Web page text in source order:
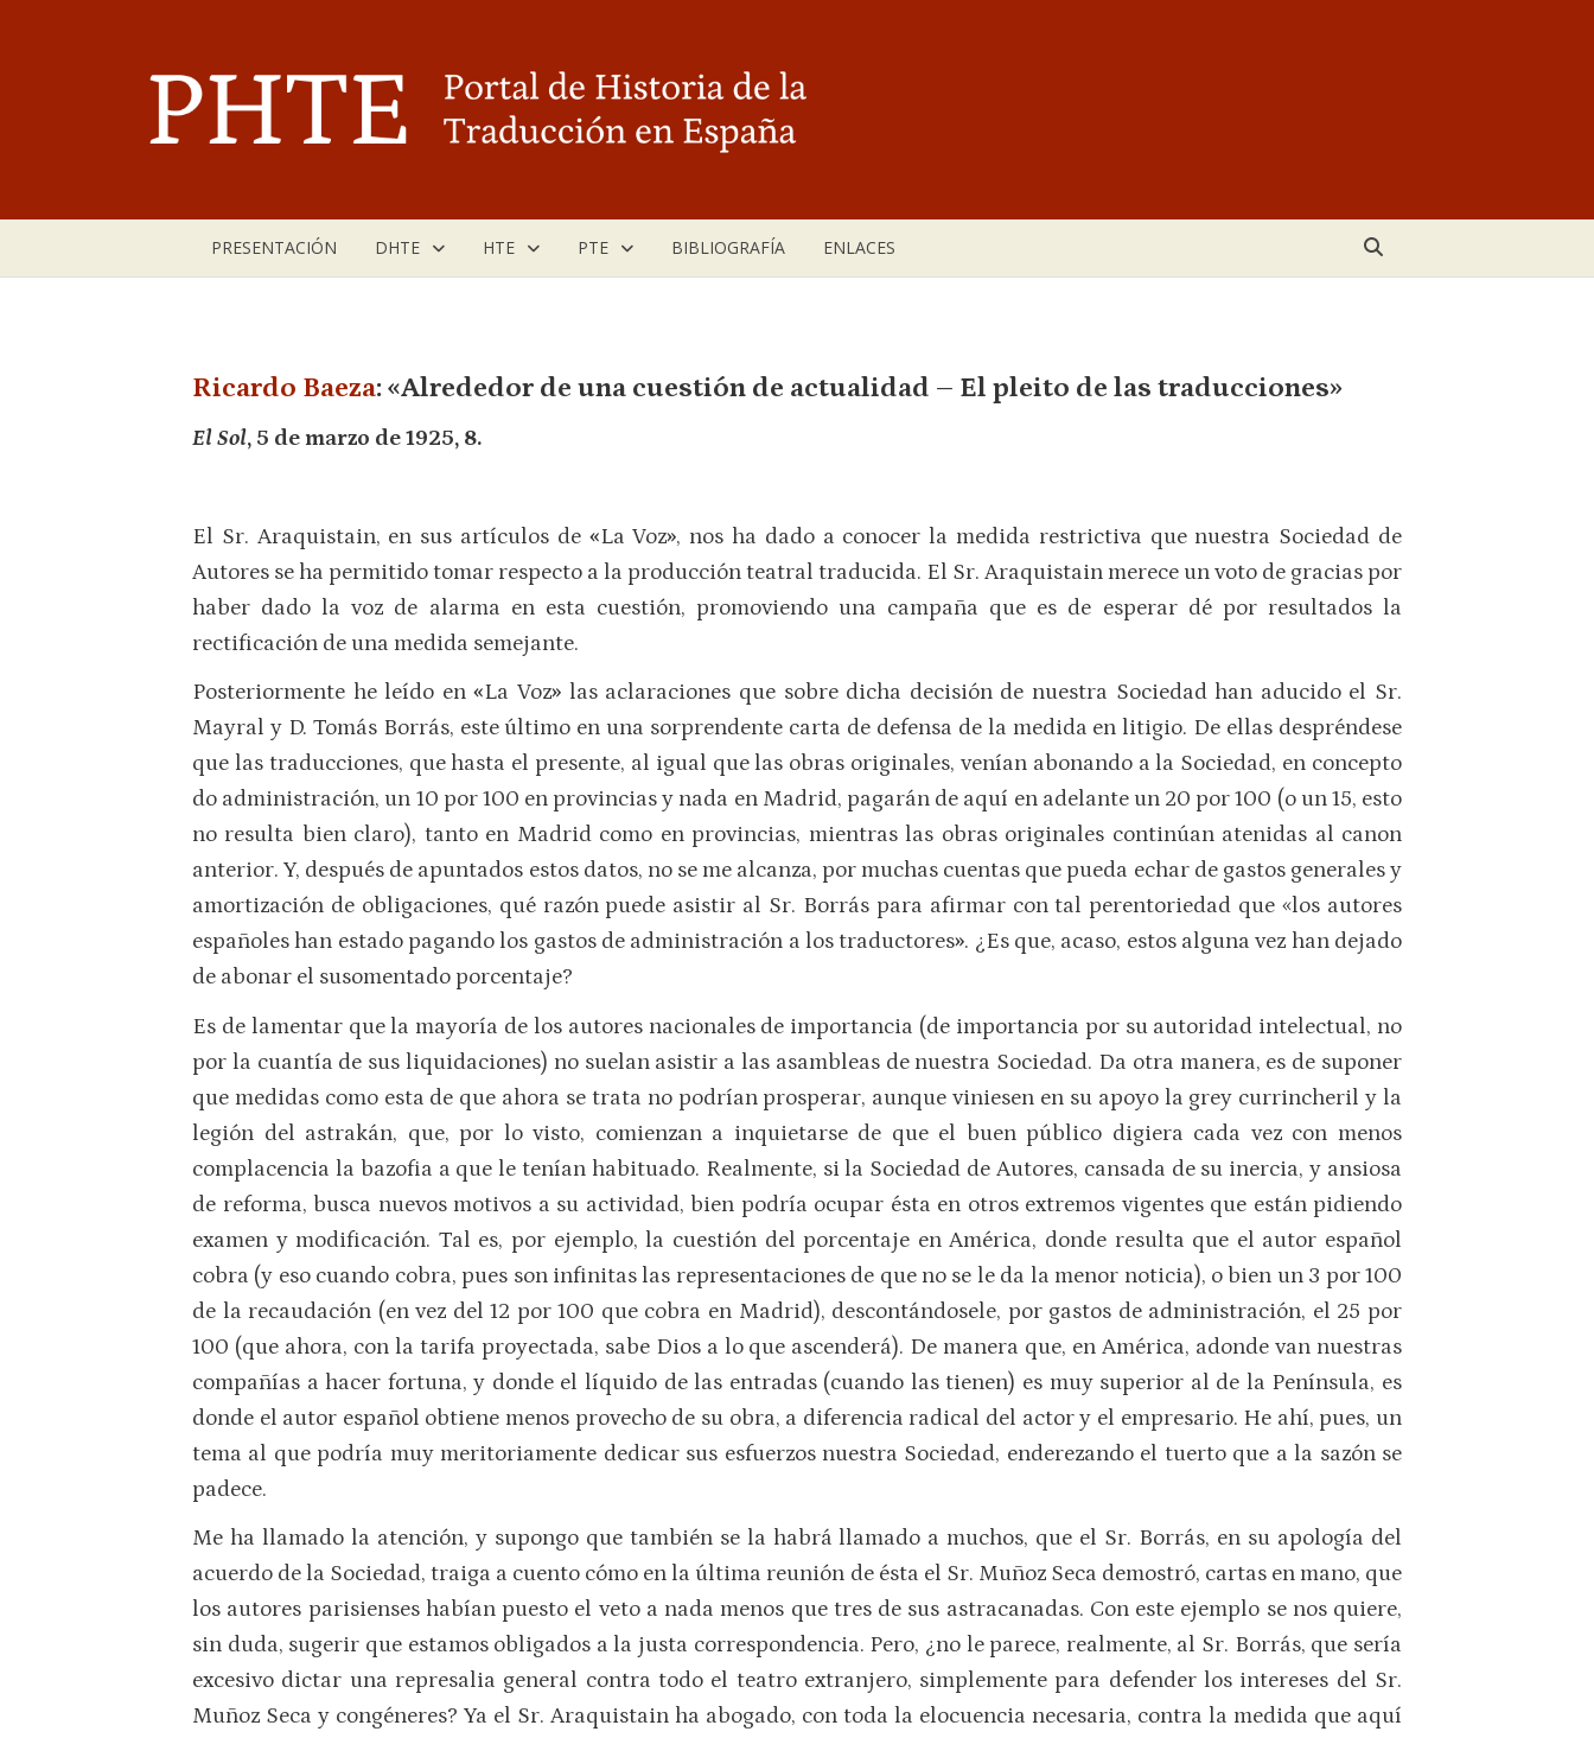
PRESENTACIÓN DHTE HTE PTE BIBLIOGRAFÍA ENLACES
Ricardo Baeza: «Alrededor de una cuestión de actualidad – El pleito de las traducciones»
El Sol, 5 de marzo de 1925, 8.
El Sr. Araquistain, en sus artículos de «La Voz», nos ha dado a conocer la medida restrictiva que nuestra Sociedad de
Autores se ha permitido tomar respecto a la producción teatral traducida. El Sr. Araquistain merece un voto de gracias por
haber dado la voz de alarma en esta cuestión, promoviendo una campaña que es de esperar dé por resultados la
rectificación de una medida semejante.
Posteriormente he leído en«La Voz» las aclaraciones que sobre dicha decisión de nuestra Sociedad han aducido el Sr.
Mayral y D. Tomás Borrás, este último en una sorprendente carta de defensa de la medida en litigio. De ellas despréndese
que las traducciones, que hasta el presente, al igual que las obras originales, venían abonando a la Sociedad, en concepto
do administración, un 10 por 100 en provincias y nada en Madrid, pagarán de aquí en adelante un 20 por 100 (o un 15, esto
no resulta bien claro), tanto en Madrid como en provincias, mientras las obras originales continúan atenidas al canon
anterior. Y, después de apuntados estos datos, no se me alcanza, por muchas cuentas que pueda echar de gastos generales y
amortización de obligaciones, qué razón puede asistir al Sr. Borrás para afirmar con tal perentoriedad que «los autores
españoles han estado pagando los gastos de administración a los traductores». ¿Es que, acaso, estos alguna vez han dejado
de abonar el susomentado porcentaje?
Es de lamentar que la mayoría de los autores nacionales de importancia (de importancia por su autoridad intelectual, no
por la cuantía de sus liquidaciones) no suelan asistir a las asambleas de nuestra Sociedad. Da otra manera, es de suponer
que medidas como esta de que ahora se trata no podrían prosperar, aunque viniesen en su apoyo la grey currincheril y la
legión del astrakán, que, por lo visto, comienzan a inquietarse de que el buen público digiera cada vez con menos
complacencia la bazofia a que le tenían habituado. Realmente, si la Sociedad de Autores, cansada de su inercia, y ansiosa
de reforma, busca nuevos motivos a su actividad, bien podría ocupar ésta en otros extremos vigentes que están pidiendo
examen y modificación. Tal es, por ejemplo, la cuestión del porcentaje en América, donde resulta que el autor español
cobra (y eso cuando cobra, pues son infinitas las representaciones de que no se le da la menor noticia), o bien un 3 por 100
de la recaudación (en vez del 12 por 100 que cobra en Madrid), descontándosele, por gastos de administración, el 25 por
100 (que ahora, con la tarifa proyectada, sabe Dios a lo que ascenderá). De manera que, en América, adonde van nuestras
compañías a hacer fortuna, y donde el líquido de las entradas (cuando las tienen) es muy superior al de la Península, es
donde el autor español obtiene menos provecho de su obra, a diferencia radical del actor y el empresario. He ahí, pues, un
tema al que podría muy meritoriamente dedicar sus esfuerzos nuestra Sociedad, enderezando el tuerto que a la sazón se
padece.
Me ha llamado la atención, y supongo que también se la habrá llamado a muchos, que el Sr. Borrás, en su apología del
acuerdo de la Sociedad, traiga a cuento cómo en la última reunión de ésta el Sr. Muñoz Seca demostró, cartas en mano, que
los autores parisienses habían puesto el veto a nada menos que tres de sus astracanadas. Con este ejemplo se nos quiere,
sin duda, sugerir que estamos obligados a la justa correspondencia. Pero, ¿no le parece, realmente, al Sr. Borrás, que sería
excesivo dictar una represalia general contra todo el teatro extranjero, simplemente para defender los intereses del Sr.
Muñoz Seca y congéneres? Ya el Sr. Araquistain ha abogado, con toda la elocuencia necesaria, contra la medida que aquí